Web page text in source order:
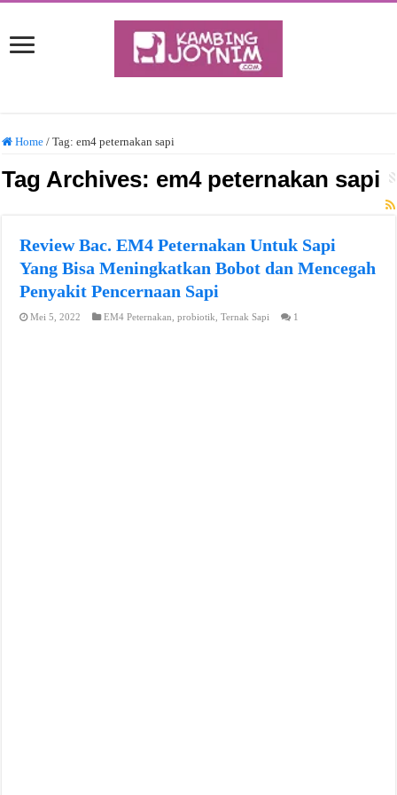
Home / Tag:em4 peternakan sapi
Tag Archives: em4 peternakan sapi
Review Bac. EM4 Peternakan Untuk Sapi
Yang Bisa Meningkatkan Bobot dan Mencegah
Penyakit Pencernaan Sapi
Mei 5, 2022 EM4 Peternakan ,probiotik ,Ternak Sapi 1